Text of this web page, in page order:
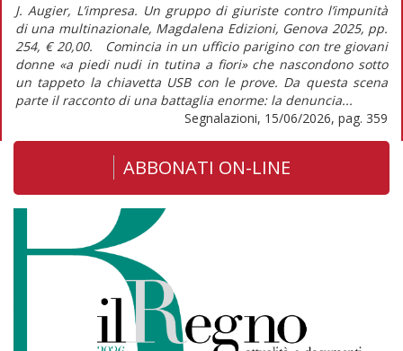
J. Augier, L’impresa. Un gruppo di giuriste contro l’impunità
di una multinazionale, Magdalena Edizioni, Genova 2025, pp.
254, € 20,00. Comincia in un ufficio parigino con tre giovani
donne «a piedi nudi in tutina a fiori» che nascondono sotto
un tappeto la chiavetta USB con le prove. Da questa scena
parte il racconto di una battaglia enorme: la denuncia...
Segnalazioni, 15/06/2026, pag. 359
ABBONATI ON-LINE